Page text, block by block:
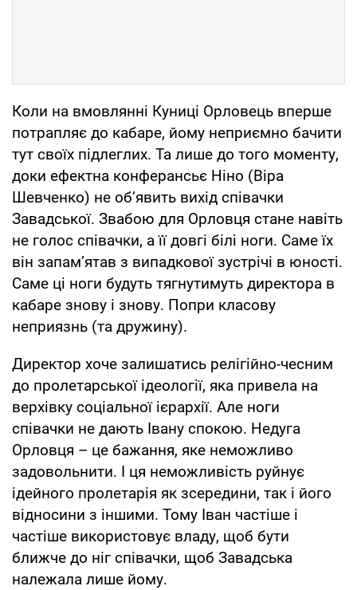
Коли на вмовлянні Куниці Орловець вперше
потрапляє до кабаре, йому неприємно бачити
тут своїх підлеглих. Та лише до того моменту,
доки ефектна конферансьє Ніно (Віра
Шевченко) не об’явить вихід співачки
Завадської. Звабою для Орловця стане навіть
не голос співачки, а її довгі білі ноги. Саме їх
він запам’ятав з випадкової зустрічі в юності.
Саме ці ноги будуть тягнутимуть директора в
кабаре знову і знову. Попри класову
неприязнь (та дружину).
Директор хоче залишатись релігійно-чесним
до пролетарської ідеології, яка привела на
верхівку соціальної ієрархії. Але ноги
співачки не дають Івану спокою. Недуга
Орловця – це бажання, яке неможливо
задовольнити. І ця неможливість руйнує
ідейного пролетарія як зсередини, так і його
відносини з іншими. Тому Іван частіше і
частіше використовує владу, щоб бути
ближче до ніг співачки, щоб Завадська
належала лише йому.